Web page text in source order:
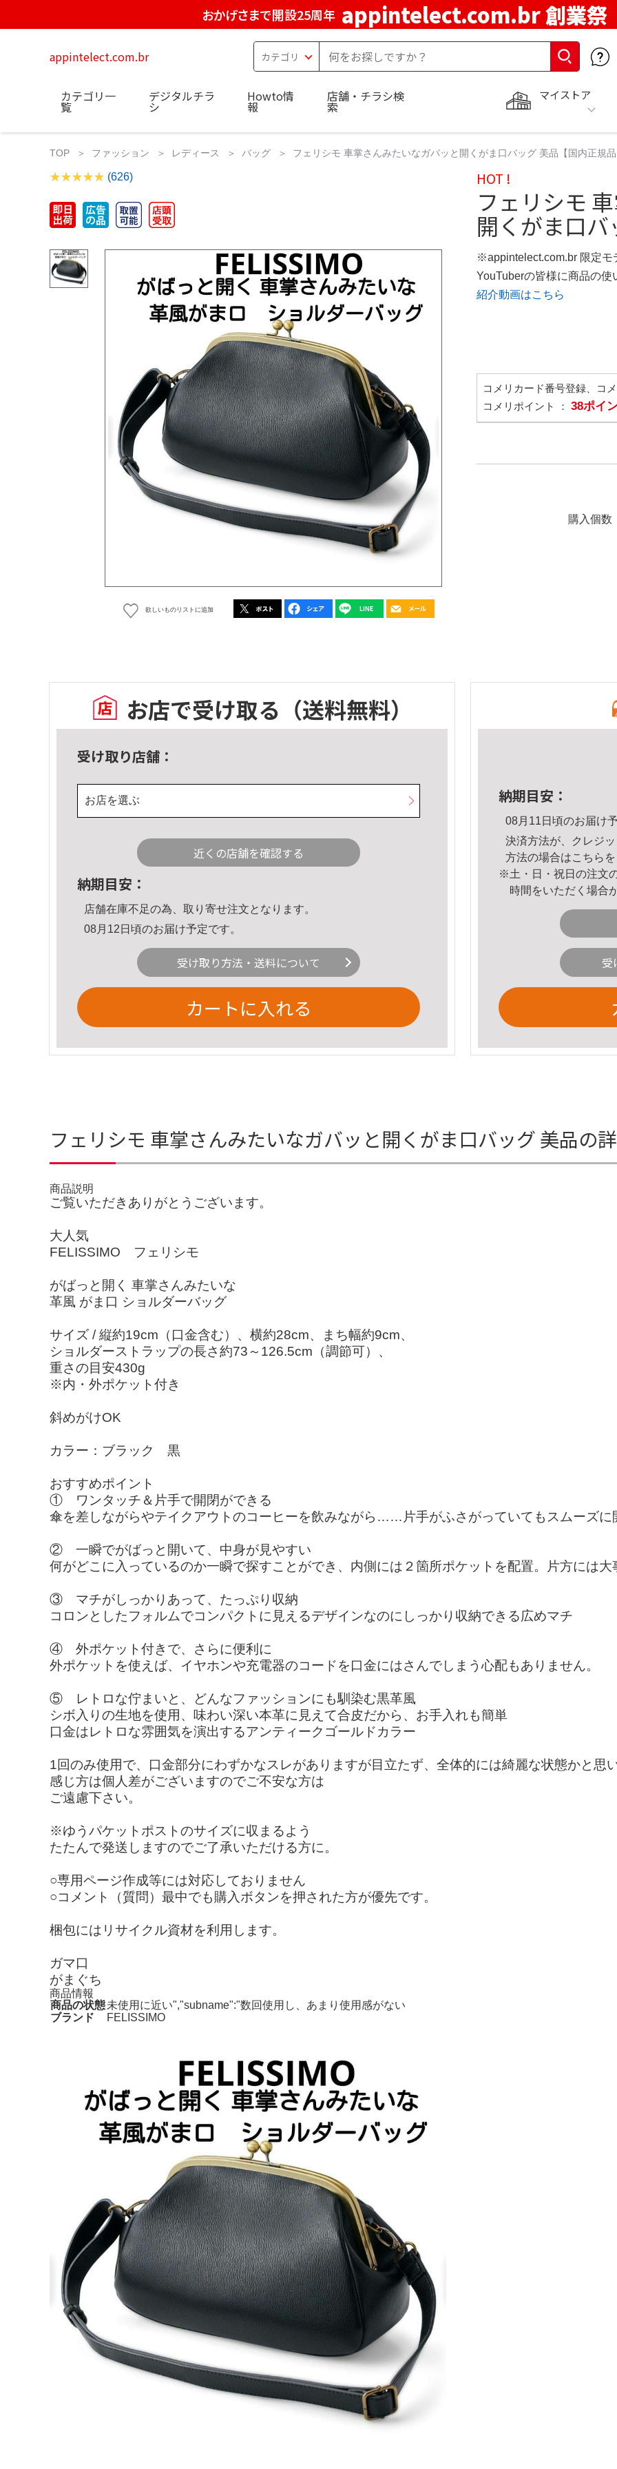
おかげさまで開設25周年 appintelect.com.br 創業祭
appintelect.com.br
マイストア
カテゴリ一
覧
デジタルチラ
シ
Howto情
報
店舗・チラシ検
索
TOP ファッション レディース バッグ フェリシモ 車掌さんみたいなガバッと開くがま口バッグ 美品【国内正規品
(626)
欲しいものリストに追加
HOT !
フェリシモ
開くがま口バ
※appintelect.com.br 限定モ
YouTuberの皆様に商品の使
紹介動画はこちら
コメリカード番号登録、コ
コメリポイント ： 38ポイ
購入個数
お店で受け取る （送料無料）
受け取り店舗：
お店を選ぶ
近くの店舗を確認する
納期目安：
店舗在庫不足の為、取り寄せ注文となります。
08月12日頃のお届け予定です。
受け取り方法・送料について
カートに入れる
納期目安：
08月11日頃のお届け予
決済方法が、クレジ
方法の場合はこちら
※土・日・祝日の注文
時間をいただく場合
受
フェリシモ 車掌さんみたいなガバッと開くがま口バッグ 美品の
商品説明
ご覧いただきありがとうございます。
大人気
FELISSIMO フェリシモ
がばっと開く 車掌さんみたいな
革風 がま口 ショルダーバッグ
サイズ / 縦約19cm（口金含む）、横約28cm、まち幅約9cm、
ショルダーストラップの長さ約73～126.5cm（調節可）、
重さの目安430g
※内・外ポケット付き
斜めがけOK
カラー：ブラック 黒
おすすめポイント
① ワンタッチ＆片手で開閉ができる
傘を差しながらやテイクアウトのコーヒーを飲みながら……片手がふさがっていてもスムーズに
② 一瞬でがばっと開いて、中身が見やすい
何がどこに入っているのか一瞬で探すことができ、内側には２箇所ポケットを配置。片方には
③ マチがしっかりあって、たっぷり収納
コロンとしたフォルムでコンパクトに見えるデザインなのにしっかり収納できる広めマチ
④ 外ポケット付きで、さらに便利に
外ポケットを使えば、イヤホンや充電器のコードを口金にはさんでしまう心配もありません。
⑤ レトロな佇まいと、どんなファッションにも馴染む黒革風
シボ入りの生地を使用、味わい深い本革に見えて合皮だから、お手入れも簡単
口金はレトロな雰囲気を演出するアンティークゴールドカラー
1回のみ使用で、口金部分にわずかなスレがありますが目立たず、全体的には綺麗な状態かと思い
感じ方は個人差がございますのでご不安な方は
ご遠慮下さい。
※ゆうパケットポストのサイズに収まるよう
たたんで発送しますのでご了承いただける方に。
○専用ページ作成等には対応しておりません
○コメント（質問）最中でも購入ボタンを押された方が優先です。
梱包にはリサイクル資材を利用します。
ガマ口
がまぐち
商品情報
商品の状態未使用に近い","subname":"数回使用し、あまり使用感がない
ブランド
FELISSIMO